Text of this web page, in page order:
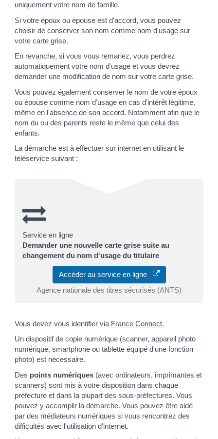
uniquement votre nom de famille.
Si votre époux ou épouse est d'accord, vous pouvez
choisir de conserver son nom comme nom d'usage sur
votre carte grise.
En revanche, si vous vous remariez, vous perdrez
automatiquement votre nom d'usage et vous devrez
demander une modification de nom sur votre carte grise.
Vous pouvez également conserver le nom de votre époux
ou épouse comme nom d'usage en cas d'intérêt légitime,
même en l'absence de son accord. Notamment afin que le
nom du ou des parents reste le même que celui des
enfants.
La démarche est à effectuer sur internet en utilisant le
téléservice suivant :
Service en ligne
Demander une nouvelle carte grise suite au
changement du nom d'usage du titulaire
Accéder au service en ligne
Agence nationale des titres sécurisés (ANTS)
Vous devez vous identifier via France Connect.
Un dispositif de copie numérique (scanner, appareil photo
numérique, smartphone ou tablette équipé d'une fonction
photo) est nécessaire.
Des points numériques (avec ordinateurs, imprimantes et
scanners) sont mis à votre disposition dans chaque
préfecture et dans la plupart des sous-préfectures. Vous
pouvez y accomplir la démarche. Vous pouvez être aidé
par des médiateurs numériques si vous rencontrez des
difficultés avec l'utilisation d'internet.